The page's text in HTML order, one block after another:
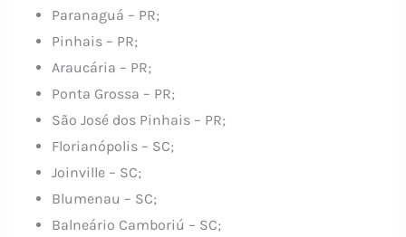
Paranaguá – PR;
Pinhais – PR;
Araucária – PR;
Ponta Grossa – PR;
São José dos Pinhais – PR;
Florianópolis – SC;
Joinville – SC;
Blumenau – SC;
Balneário Camboriú – SC;